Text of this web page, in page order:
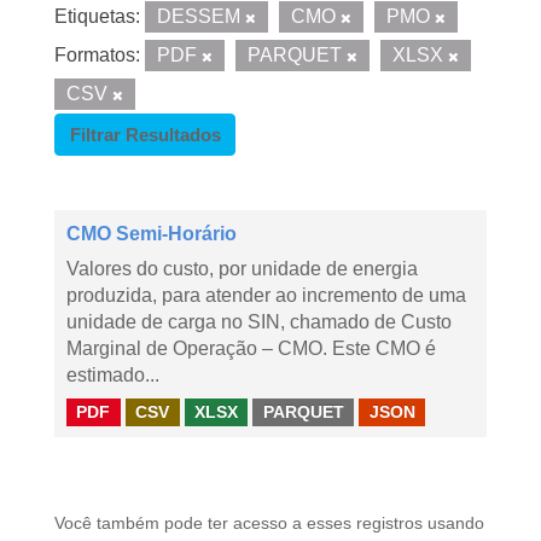
Etiquetas: DESSEM CMO
PMO
Formatos:
PDF PARQUET
XLSX
CSV
Filtrar Resultados
CMO Semi-Horário
Valores do custo, por unidade de energia
produzida, para atender ao incremento de uma
unidade de carga no SIN, chamado de Custo
Marginal de Operação – CMO. Este CMO é
estimado...
PDF CSV XLSX PARQUET JSON
Você também pode ter acesso a esses registros usando